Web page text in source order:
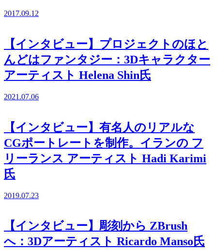
2017.09.12
【インタビュー】プロジェクトのほと
んどはファンタジー：3Dキャラクター
アーティスト Helena Shin氏
2021.07.06
【インタビュー】有名人のリアルな
CGポートレートを制作。イランの フ
リーランス アーティスト Hadi Karimi
氏
2019.07.23
【インタビュー】彫刻から ZBrush
へ：3Dアーティスト Ricardo Manso氏